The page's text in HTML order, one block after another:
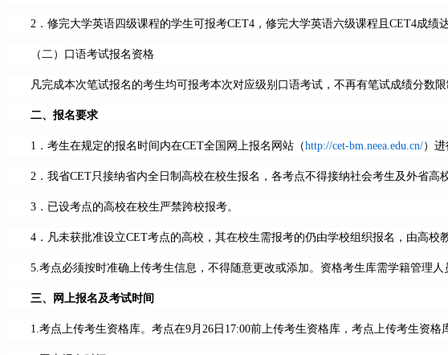
2．修完大学英语四级课程的学生可报考CET4，修完大学英语六级课程且CET4成绩
（二）口语考试报名资格
凡完成本次笔试报名的考生均可报考本次对应级别口语考试，不再有笔试成绩分数
二、报名要求
1．考生在规定的报名时间内在CET全国网上报名网站（http://cet-bm.neea.edu.cn/）进
2．我省CET只接纳省内全日制高校在校生报名，各考点不得接纳社会考生及外省高
3．已设考点的高校在校生严禁跨校报考。
4．凡未获批准设立CET考点的高校，其在校生需报考的仍由学校组织报名，由高
5.考点必须按时准确上传考生信息，不得随意更改或添加。资格考生库需学籍管理人
三、网上报名及考试时间
1.考点上传考生资格库。考点在9月26日17:00前上传考生资格库，考点上传考生资